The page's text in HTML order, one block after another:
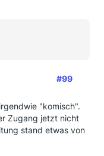
#99
"komisch".
Zugang jetzt nicht
stand etwas von